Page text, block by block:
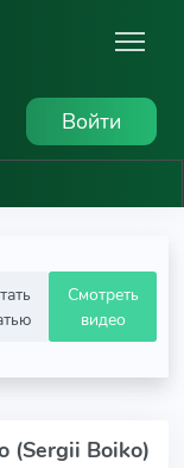
Войти
Смотреть
видео
(Sergii Boiko)